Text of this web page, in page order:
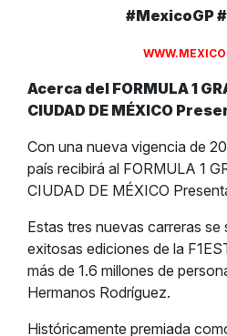
#MexicoGP
Acerca del FORMULA 1
CIUDAD DE MÉXICO
Con una nueva vigencia de
país recibirá al FORMULA 1
CIUDAD DE MÉXICO
Estas tres nuevas carreras se
exitosas ediciones de la
más de 1.6 millones de
Hermanos Rodríguez.
Históricamente premiada